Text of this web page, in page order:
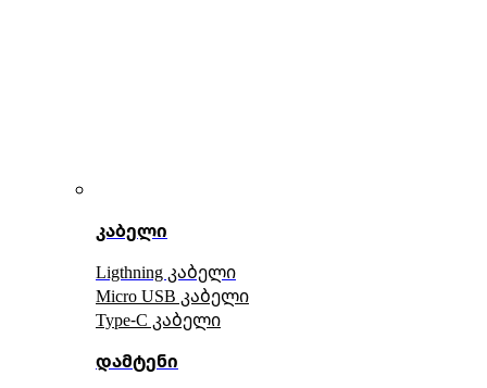
კაბელი
Ligthning კაბელი
Micro USB კაბელი
Type-C კაბელი
დამტენი